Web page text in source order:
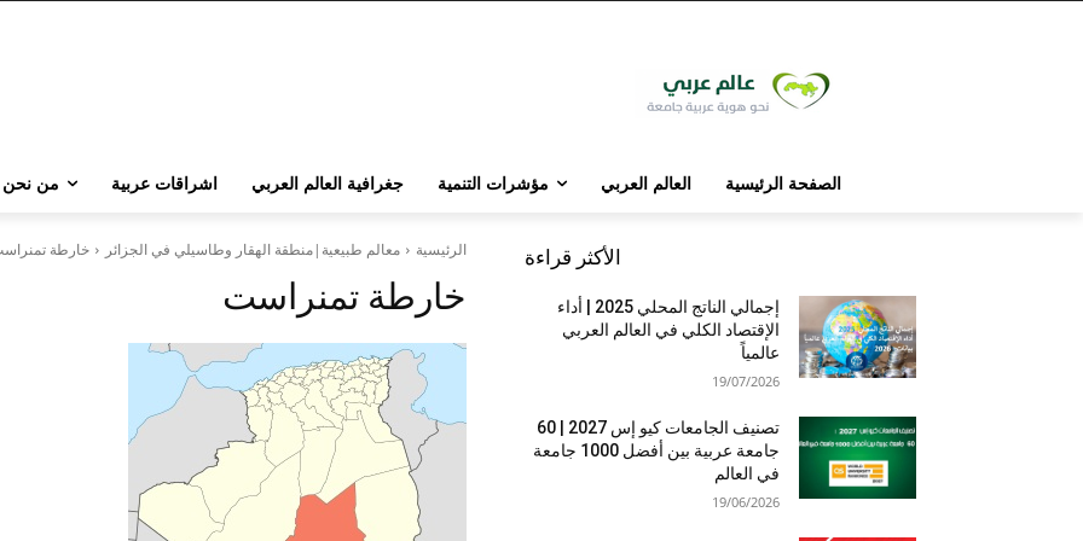
الصفحة الرئيسية العالم العربي مؤشرات التنمية جغرافية العالم العربي اشراقات عربية من نحن
الرئيسية معالم طبيعية|منطقة الهقار وطاسيلي في الجزائر خارطة
خارطة تمنراست
الأكثر قراءة
إجمالي الناتج المحلي 2025 | أداء
الإقتصاد الكلي في العالم العربي
عالمياً
19/07/2026
تصنيف الجامعات كيو إس 2027 | 60
جامعة عربية بين أفضل 1000 جامعة
في العالم
19/06/2026